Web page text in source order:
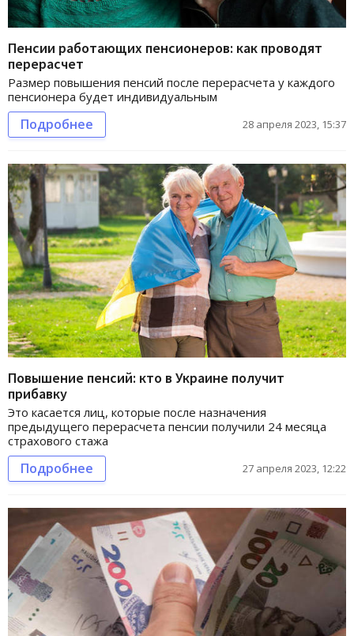
Пенсии работающих пенсионеров: как проводят
перерасчет
Размер повышения пенсий после перерасчета у каждого
пенсионера будет индивидуальным
Подробнее 28 апреля 2023, 15:37
Повышение пенсий: кто в Украине получит
прибавку
Это касается лиц, которые после назначения
предыдущего перерасчета пенсии получили 24 месяца
страхового стажа
Подробнее 27 апреля 2023, 12:22